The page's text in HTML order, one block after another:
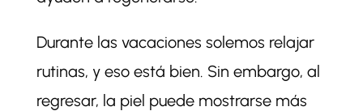
Durante las vacaciones solemos relajar
rutinas, y eso está bien. Sin embargo, al
regresar, la piel puede mostrarse más